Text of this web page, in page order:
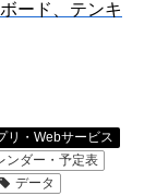
ード、テンキ
リ・Webサービス
ンダー・予定表
データ